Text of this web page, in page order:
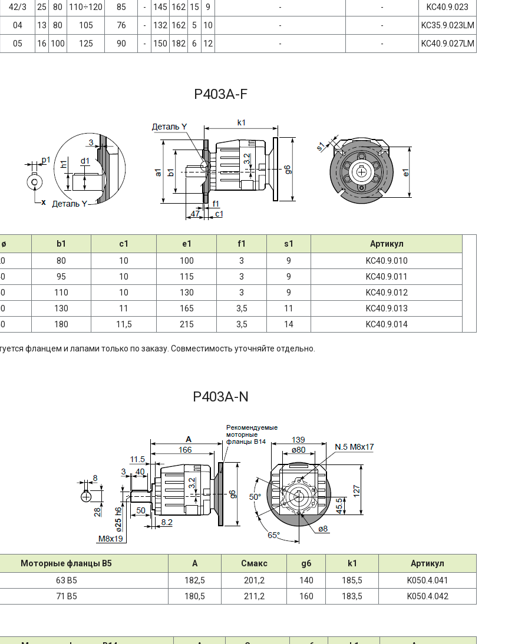
42/3 25 80 110÷120 85 - 145 162 15 9 - -
KC40.9.023
04 13 80 105 76 - 132 162 5 10 - -
KC35.9.023LM
05 16 100 125 90 - 150 182 6 12 - - KC40.9.027LM
P403A-F
b1 c1 e1 f1 s1
Артикул
80 10 100 3 9
KC40.9.010
95 10 115 3 9
KC40.9.011
110 10 130 3 9
KC40.9.012
130 11 165 3,5 11
KC40.9.013
180 11,5 215 3,5 14 KC40.9.014
фланцем и лапами только по заказу. Совместимость уточняйте отдельно.
P403A-N
Моторные фланцы B5 A Cмакс g6 k1
Артикул
63 B5
182,5 201,2 140 185,5
K050.4.041
71 B5
180,5 211,2 160 183,5 K050.4.042